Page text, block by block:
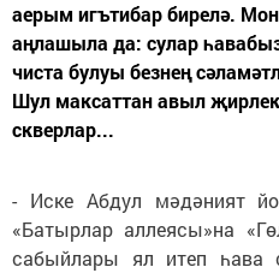
аерым игътибар бирелә.
аңлашыла да: сулар
чиста булуы безнең
Шул максаттан авыл
скверлар...
- Иске Абдул мәдәният
«Батырлар аллеясы»на
сабыйлары ял итеп һава